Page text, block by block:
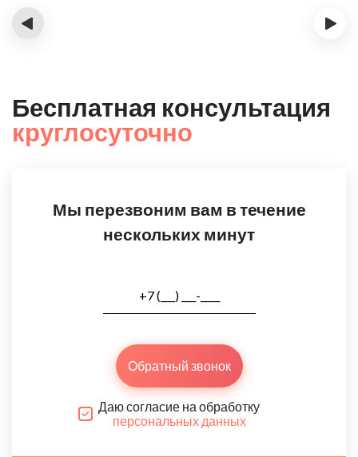
‹ ›
Бесплатная консультация
круглосуточно
Мы перезвоним вам в течение
нескольких минут
Обратный звонок
Даю согласие на обработку
персональных данных